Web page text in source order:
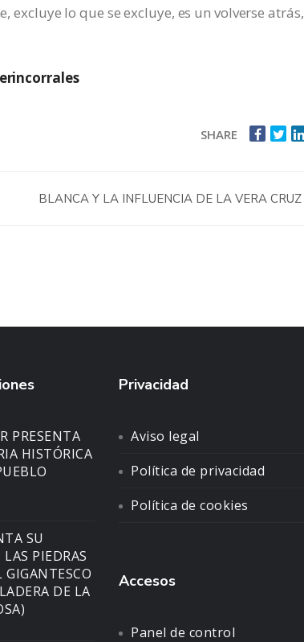
excluye lo que se excluye, es un volverse atrás,
SHARE
BLANCA Y LA INFLUENCIA DE LA VERA CRUZ
PRESENTA
HISTÓRICA
SU
PIEDRAS
GIGANTESCO
DE LA
Privacidad
Aviso legal
Política de privacidad
Política de cookies
Accesos
Panel de control